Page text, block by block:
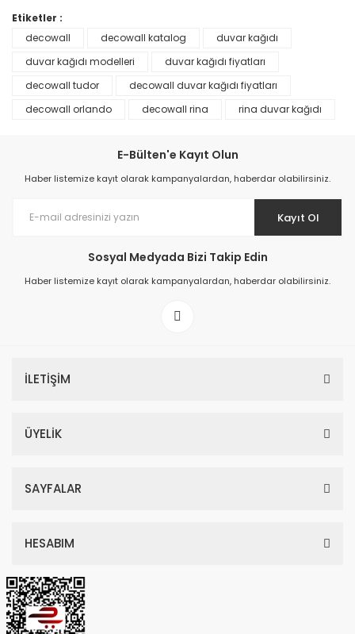
Prime ArtDECO Duvar Kağıdı Tutkalı 500 gr
199,00 TL
Etiketler :
decowall
decowall katalog
duvar kağıdı
duvar kağıdı modelleri
duvar kağıdı fiyatları
decowall tudor
decowall duvar kağıdı fiyatları
decowall orlando
decowall rina rina duvar kağıdı
E-Bülten'e Kayıt Olun
Haber listemize kayıt olarak kampanyalardan, haberdar olabilirsiniz.
Kayıt Ol
Sosyal Medyada Bizi Takip Edin
Haber listemize kayıt olarak kampanyalardan, haberdar olabilirsiniz.
İLETİŞİM
ÜYELİK
SAYFALAR
HESABIM